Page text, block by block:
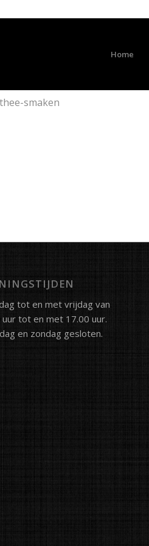
Home
smaken
tot en met vrijdag van
uur tot en met 17.00 uur.
en zondag gesloten.